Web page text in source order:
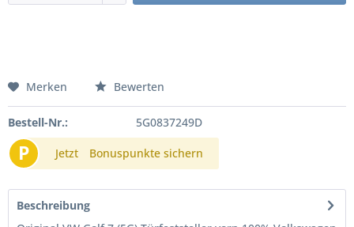
Merken Bewerten
Bestell-Nr.: 5G0837249D
P Jetzt Bonuspunkte sichern
Beschreibung